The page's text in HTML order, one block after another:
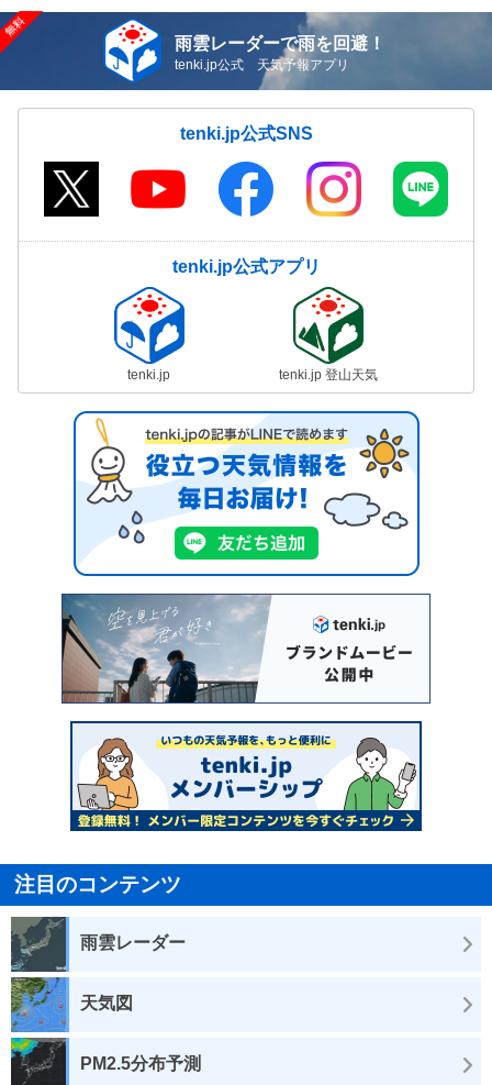
雨雲レーダーで雨を回避！
tenki.jp公式 天気予報アプリ
tenki.jp公式SNS
tenki.jp公式アプリ
tenki.jp tenki.jp 登山天気
注目のコンテンツ
雨雲レーダー
天気図
PM2.5分布予測